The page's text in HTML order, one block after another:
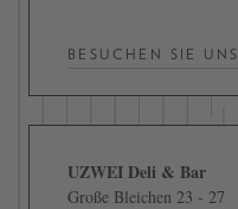
BESUCHEN SIE UNS
UZWEI Deli & Bar
Große Bleichen 23 - 27